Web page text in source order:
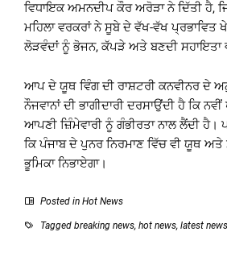
ਵਿਧਾਇਕ ਅਮਨਦੀਪ ਕੌਰ ਅਰੋੜਾ ਨੇ ਦਿੱਤੀ ਹੈ,
ਮਹਿਲਾ ਵਰਕਰਾਂ ਨੇ ਸੂਬੇ ਦੇ ਵੱਖ-ਵੱਖ ਪ੍ਰਭਾਵਿਤ
ਲੋੜਵੰਦਾਂ ਨੂੰ ਭੋਜਨ, ਕੱਪੜੇ ਅਤੇ ਬਣਦੀ ਸਹਾਇਤਾ
ਆਪ ਦੇ ਯੂਥ ਵਿੰਗ ਦੀ ਰਾਸ਼ਟਰੀ ਕਨਵੀਨਰ ਦੇ
ਨੌਜਵਾਨਾਂ ਦੀ ਭਾਗੀਦਾਰੀ ਦਰਸਾਉਂਦੀ ਹੈ ਕਿ
ਆਪਣੀ ਜ਼ਿੰਮੇਵਾਰੀ ਨੂੰ ਗੰਭੀਰਤਾ ਨਾਲ ਲੈਂਦੀ
ਕਿ ਪੰਜਾਬ ਦੇ ਪੁਨਰ ਨਿਰਮਾਣ ਵਿੱਚ ਵੀ ਯੂਥ ਅਤੇ
ਭੂਮਿਕਾ ਨਿਭਾਏਗਾ।
Posted in Hot News
Tagged breaking news, hot news, latest news